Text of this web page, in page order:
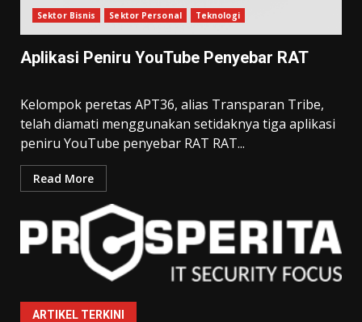
Sektor Bisnis Sektor Personal Teknologi
Aplikasi Peniru YouTube Penyebar RAT
Kelompok peretas APT36, alias Transparan Tribe,
telah diamati menggunakan setidaknya tiga aplikasi
peniru YouTube penyebar RAT RAT...
Read More
ARTIKEL TERKINI